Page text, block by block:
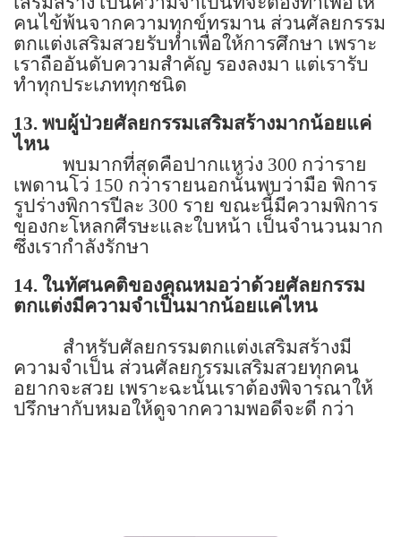
คนไข้พ้นจากความทุกข์ทรมาน ส่วนศัลยกรรม
ตกแต่งเสริมสวยรับทำเพื่อให้การศึกษา เพราะ
เราถืออันดับความสำคัญ รองลงมา แต่เรารับ
ทำทุกประเภททุกชนิด
13. พบผู้ป่วยศัลยกรรมเสริมสร้างมากน้อยแค่
ไหน
พบมากที่สุดคือปากแหว่ง 300 กว่าราย
เพดานโว่ 150 กว่ารายนอกนั้นพบว่ามือ พิการ
รูปร่างพิการปีละ 300 ราย ขณะนี้มีความพิการ
ของกะโหลกศีรษะและใบหน้า เป็นจำนวนมาก
ซึ่งเรากำลังรักษา
14. ในทัศนคติของคุณหมอว่าด้วยศัลยกรรม
ตกแต่งมีความจำเป็นมากน้อยแค่ไหน
สำหรับศัลยกรรมตกแต่งเสริมสร้างมี
ความจำเป็น ส่วนศัลยกรรมเสริมสวยทุกคน
อยากจะสวย เพราะฉะนั้นเราต้องพิจารณาให้
ปรึกษากับหมอให้ดูจากความพอดีจะดี กว่า